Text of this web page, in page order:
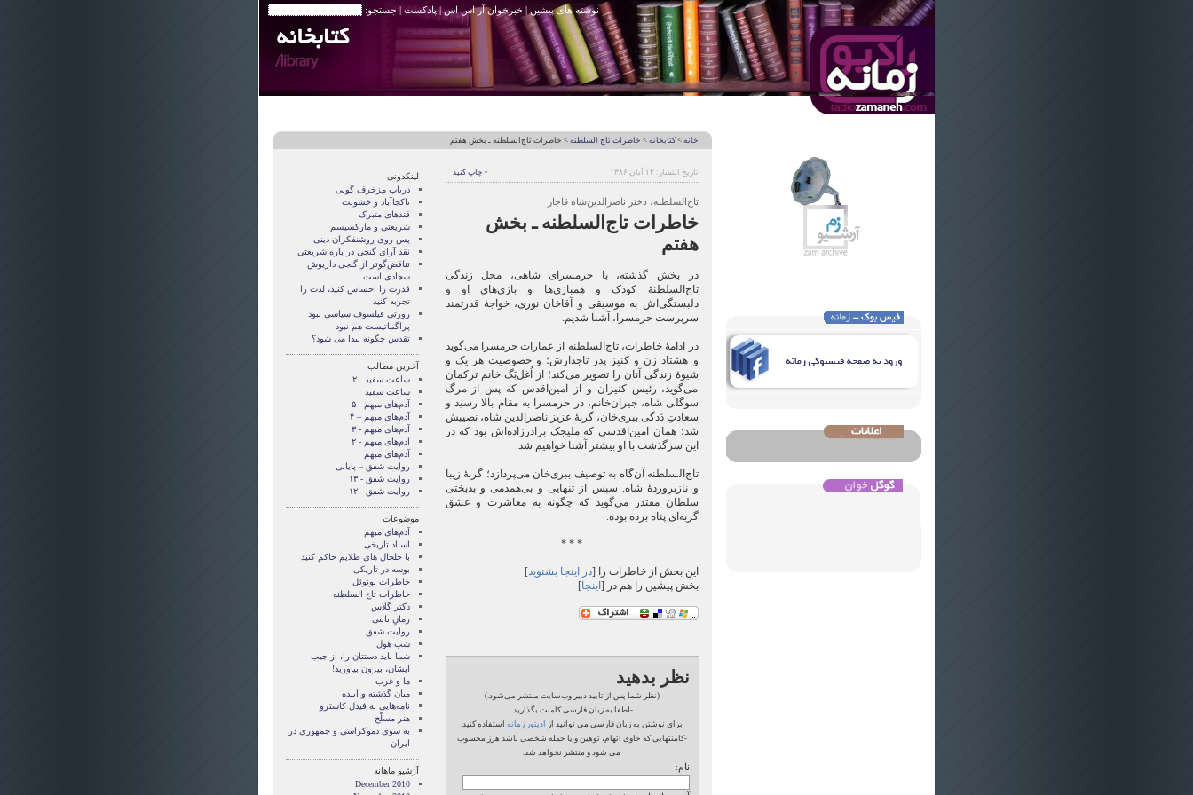
نوشته های پیشین | خبرخوان آر اس اس|پادکست | جستجو:
خانه >کتابخانه > خاطرات تاج السلطنه > خاطرات تاج‌السلطنه ـ بخش هفتم
تاریخ انتشار: ۱۲ آبان ۱۳۸۶ • چاپ کنید
تاج‌السلطنه، دختر ناصرالدین‌شاه قاجار
خاطرات تاج‌السلطنه ـ بخش
هفتم
در بخش گذشته، با حرمسرای شاهی، محل زندگی
تاج‌السلطنۀ کودک و همبازی‌ها و بازی‌های او و
دلبستگی‌اش به موسیقی و آقاخان نوری، خواجۀ قدرتمند
سرپرست حرمسرا، آشنا شدیم.
در ادامۀ خاطرات، تاج‌السلطنه از عمارات حرمسرا می‌گوید
و هشتاد زن و کنیز پدر تاجدارش؛ و خصوصیت هر یک و
شیوۀ زندگی آنان را تصویر می‌کند؛ از اُغل‌بَگ خانم ترکمان
می‌گوید، رئیس کنیزان و از امین‌اقدس که پس از مرگ
سوگلی شاه، جیران‌خانم، در حرمسرا به مقام بالا رسید و
سعادتِ دَدگی ببری‌خان، گربۀ عزیز ناصرالدین شاه، نصیبش
شد؛ همان امین‌اقدسی که ملیجک برادرزاده‌اش بود که در
این سرگذشت با او بیشتر آشنا خواهیم شد.
تاج‌السلطنه آن‌گاه به توصیف ببری‌خان می‌پردازد؛ گربۀ زیبا
و نازپروردۀ شاه. سپس از تنهایی و بی‌همدمی و بدبختی
سلطان مقتدر می‌گوید که چگونه به معاشرت و عشق
گربه‌ای پناه برده بوده.
* * *
این بخش از خاطرات را [در اینجا بشنوید]
بخش پیشین را هم در [ اینجا]
نظر بدهید
(نظر شما پس از تایید دبیر وب‌سایت منتشر می‌شود.)
-لطفا به زبان فارسی کامنت بگذارید.
برای نوشتن به زبان فارسی می توانید از
ادیتور زمانه استفاده کنید.
-کامنتهایی که حاوی اتهام، توهین و یا حمله شخصی باشد هرز محسوب
می شود و منتشر نخواهد شد.
نام:
لینکدونی
درباب مزخرف گویی
ناکجاآباد و خشونت
قندهای متبرک
شریعتی و مارکسیسم
پس روی روشنفکران دینی
نقد آرای گنجی در باره شریعتی
تناقض‌گوتر از گنجی داريوش
سجادی است
قدرت را احساس کنید، لذت را
تجربه کنید
رورتی فيلسوف سياسی نبود
پراگماتيست هم نبود
تقدس چگونه پيدا می شود؟
آخرین مطالب
ساعت سفید ـ ۲
ساعت سفید
آدم‌های مبهم - ۵
آدم‌های مبهم – ۴
آدم‌های مبهم - ۳
آدم‌های مبهم - ۲
آدم‌های مبهم
روایت شفق – پایانی
روایت شفق - ۱۳
روایت شفق - ۱۲
موضوعات
آدم‌های مبهم
اسناد تاریخی
با خلخال های طلایم خاکم کنید
بوسه در تاریکی
خاطرات بونوئل
خاطرات تاج السلطنه
دکتر گلاس
رمانِ ناتنی
روایت شفق
شب هول
شما بايد دستتان را، از جيب
ايشان، بيرون بياوريد!
ما و غرب
میان گذشته و آینده
نامه‌هایی به فیدل کاسترو
هنر مسلّح
‌به سوی دموکراسی و جمهوری در
ایران
آرشیو ماهانه
December 2010